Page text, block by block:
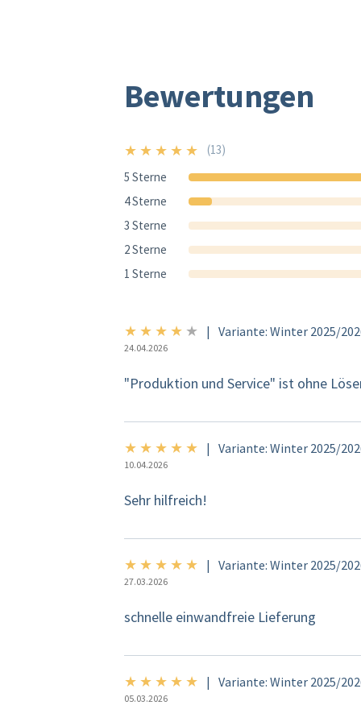
Bewertungen
★ ★ ★ ★ ★ 5/5
(13)
5 Sterne
4 Sterne
3 Sterne
2 Sterne
1 Sterne
★ ★ ★ ★ ★ 4/5| Variante: Winter 2025/
24.04.2026
"Produktion und Service" ist ohne
★ ★ ★ ★ ★ 5/5| Variante: Winter 2025/
10.04.2026
Sehr hilfreich!
★ ★ ★ ★ ★ 5/5| Variante: Winter 2025/
27.03.2026
schnelle einwandfreie Lieferung
★ ★ ★ ★ ★ 5/5| Variante: Winter 2025/
05.03.2026